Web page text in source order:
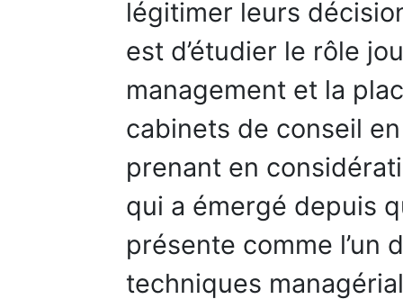
légitimer leurs
est d’étudier le rôle
management et la
cabinets de conseil
prenant en
qui a émergé depuis
présente comme l’un
techniques